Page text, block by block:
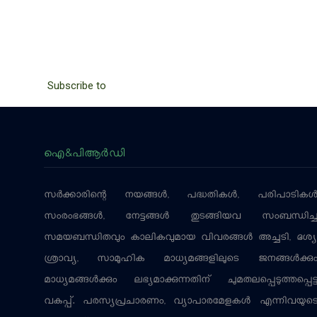
Subscribe to
ഐ&പിആര്‍ഡി
സര്‍ക്കാരിന്റെ നയങ്ങള്‍, പദ്ധതികള്‍, പരിപാടികള്‍
സംരംഭങ്ങള്‍, നേട്ടങ്ങള്‍ തുടങ്ങിയവ സംബന്ധിച്ച
സമയബന്ധിതവും കാലികവുമായ വിവരങ്ങള്‍ അച്ചടി, ദൃശ്യ,
ശ്രാവ്യ, സാമൂഹിക മാധ്യമങ്ങളിലൂടെ ജനങ്ങള്‍ക്കും
മാധ്യമങ്ങള്‍ക്കും ലഭ്യമാക്കുന്നതിന് ചുമതലപ്പെടുത്തപ്പെട്ട
വകുപ്പ്. പരസ്യപ്രചാരണം, വ്യാപാരമേളകള്‍ എന്നിവയുടെ